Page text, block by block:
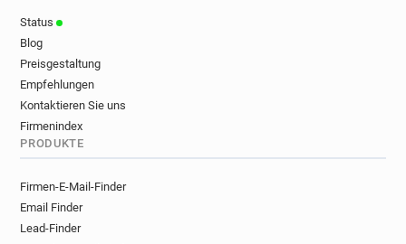
Status
Blog
Preisgestaltung
Empfehlungen
Kontaktieren Sie uns
Firmenindex
PRODUKTE
Firmen-E-Mail-Finder
Email Finder
Lead-Finder